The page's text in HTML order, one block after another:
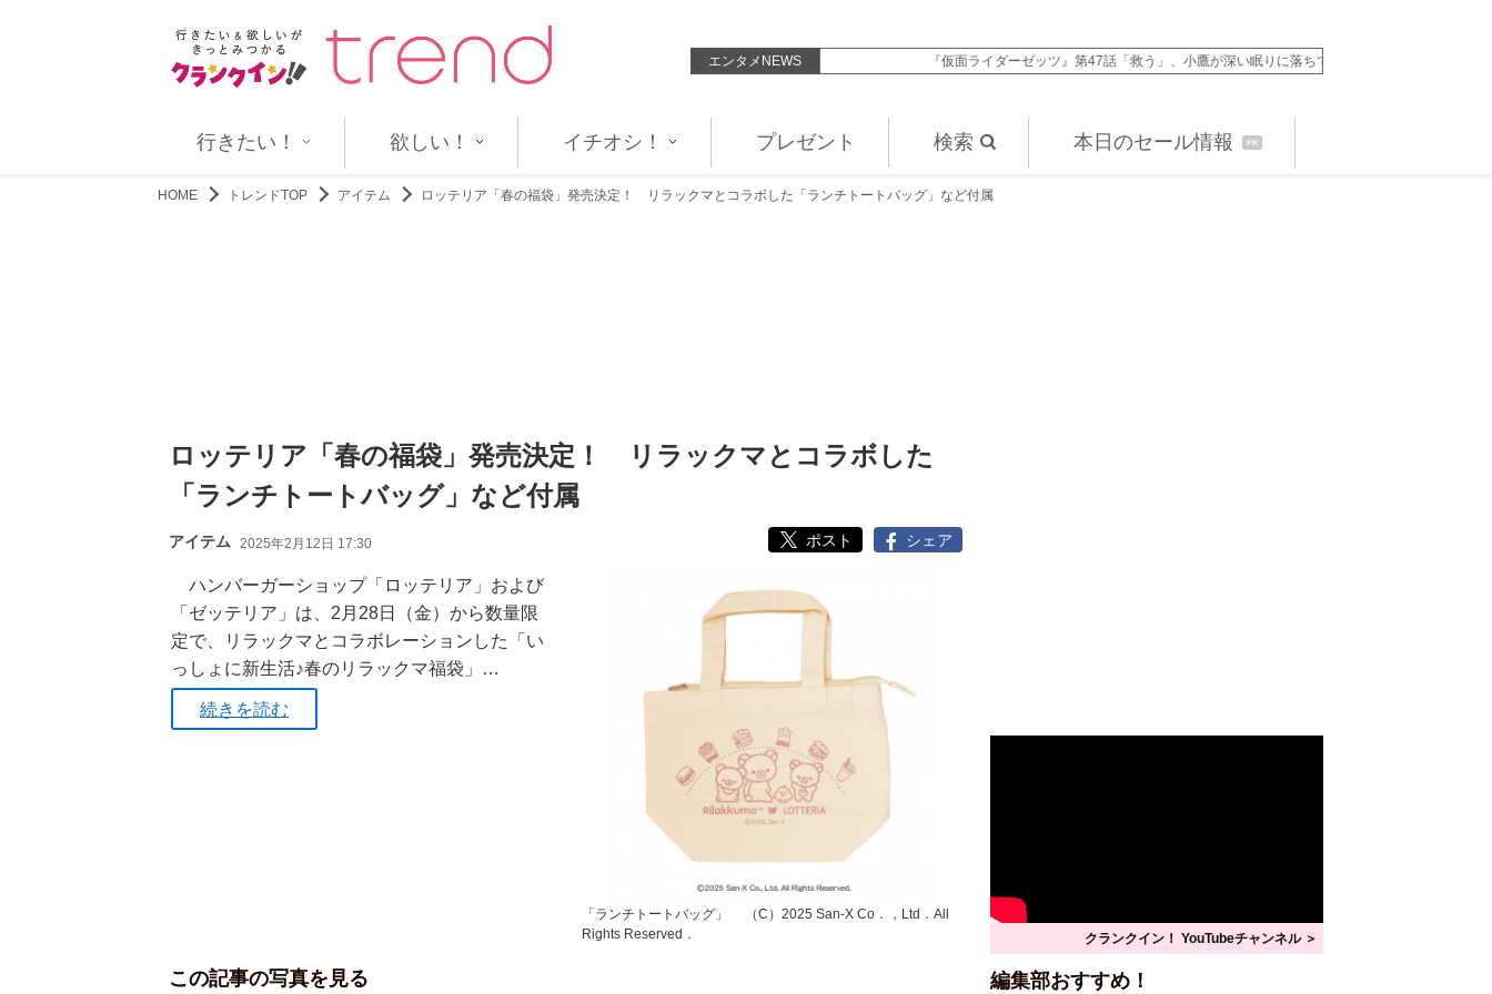
エンタメNEWS
“港区女子”系AKB48元メンバー38歳、清楚な浴衣姿に反響「相変わ… 『仮面ライダーゼッツ』第47話「救う」、小鷹が深い眠りに落ちて…
行きたい！ 欲しい！ イチオシ！ プレゼント 検索 本日のセール情報 PR
HOME トレンドTOP アイテム ロッテリア「春の福袋」発売決定！ リラックマとコラボした「ランチトートバッグ」など付属
ロッテリア「春の福袋」発売決定！ リラックマとコラボした
「ランチトートバッグ」など付属
アイテム 2025年2月12日 17:30 ポスト シェア
「ランチトートバッグ」 （C）2025 San‐X Co．，Ltd．All
Rights Reserved．
ハンバーガーショップ「ロッテリア」および
「ゼッテリア」は、2月28日（金）から数量限
定で、リラックマとコラボレーションした「い
っしょに新生活♪春のリラックマ福袋」…
続きを読む
この記事の写真を見る
クランクイン！ YouTubeチャンネル ＞
編集部おすすめ！